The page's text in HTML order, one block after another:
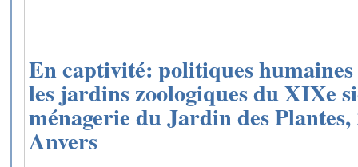
En captivité: politiques humaines
les jardins zoologiques du XIXe
ménagerie du Jardin des
Anvers